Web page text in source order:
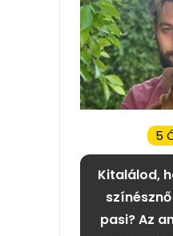
5
Kitalálod,
pasi? Az